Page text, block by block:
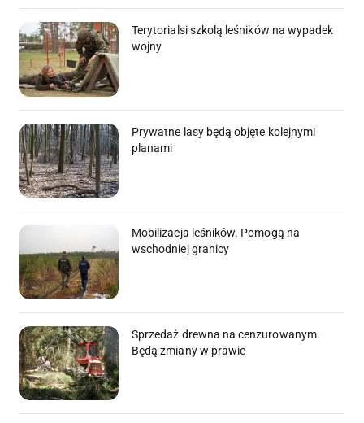
Terytorialsi szkolą leśników na wypadek
wojny
Prywatne lasy będą objęte kolejnymi
planami
Mobilizacja leśników. Pomogą na
wschodniej granicy
Sprzedaż drewna na cenzurowanym.
Będą zmiany w prawie